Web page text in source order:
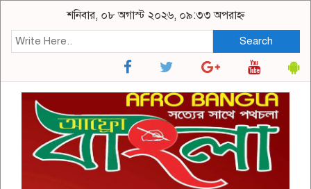
শনিবার, ০৮ অগাস্ট ২০২৬, ০৯:৩৩ অপরাহ্ন
Search